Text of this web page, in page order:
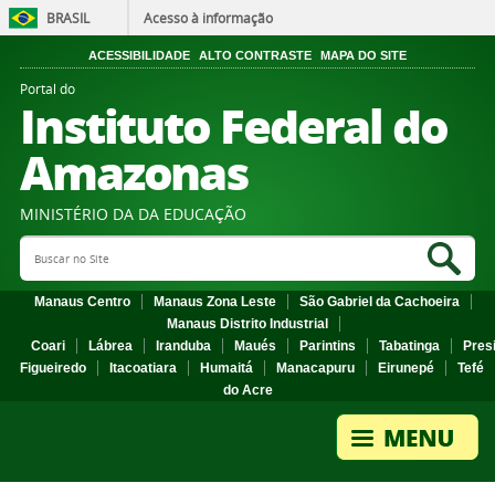
BRASIL Acesso à informação
ACESSIBILIDADE ALTO CONTRASTE MAPA DO SITE
Portal do
Instituto Federal do
Amazonas
MINISTÉRIO DA DA EDUCAÇÃO
Search Site
Manaus Centro Manaus Zona Leste
São Gabriel da Cachoeira
Manaus Distrito Industrial
Coari
Lábrea Iranduba Maués Parintins Tabatinga
Figueiredo
Itacoatiara Humaitá Manacapuru Eirunepé
Tefé
do Acre